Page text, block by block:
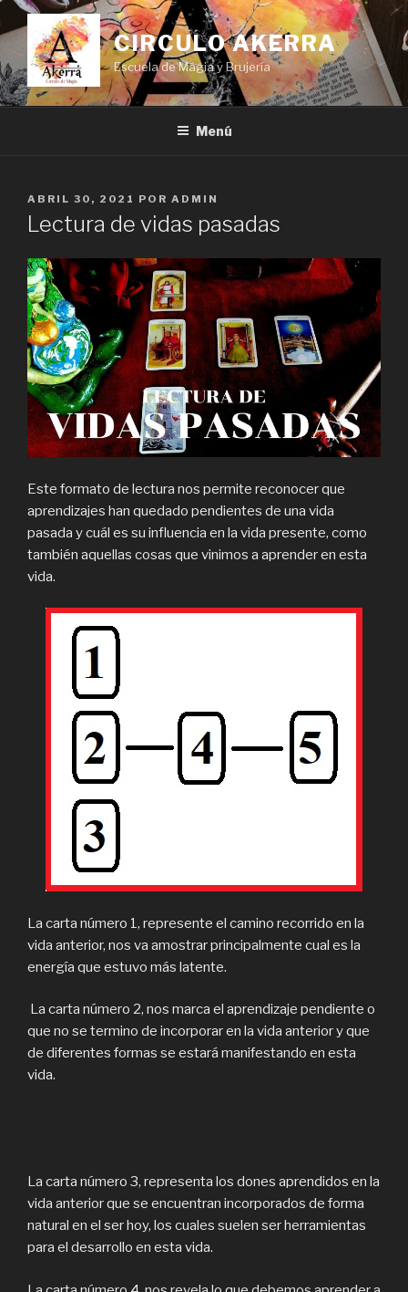
Saltar
al
contenido
CIRCULO AKERRA
Escuela de Mágia y Brujería
Menú
PUBLICADO
EL
ABRIL 30, 2021 POR ADMIN
Lectura de vidas pasadas
Este formato de lectura nos permite reconocer que
aprendizajes han quedado pendientes de una vida
pasada y cuál es su influencia en la vida presente, como
también aquellas cosas que vinimos a aprender en esta
vida.
La carta número 1, represente el camino recorrido en la
vida anterior, nos va amostrar principalmente cual es la
energía que estuvo más latente.
La carta número 2, nos marca el aprendizaje pendiente o
que no se termino de incorporar en la vida anterior y que
de diferentes formas se estará manifestando en esta
vida.
La carta número 3, representa los dones aprendidos en la
vida anterior que se encuentran incorporados de forma
natural en el ser hoy, los cuales suelen ser herramientas
para el desarrollo en esta vida.